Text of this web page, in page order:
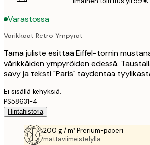
Varastossa
Värikkäät Retro Ympyrät
Tämä juliste esittää Eiffel-tornin
värikkäiden ympyröiden edessä.
sävy ja teksti "Paris" täydentää
Ei sisällä kehyksiä.
PS58631-4
Hintahistoria
200 g / m² Prerium-paperi
mattaviimeistelyllä.